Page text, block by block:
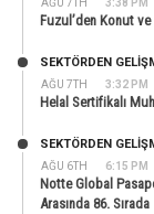
AĞU 7TH 3:38 PM
Fuzul’den Konut
AĞU 7TH 3:32 PM
SEKTÖRDEN
Helal Sertifikalı
AĞU 6TH 6:15 PM
SEKTÖRDEN
Notte Global
Arasında 86. Sırada